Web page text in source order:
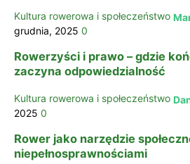
Kultura rowerowa i społeczeństwo
grudnia, 2025 0
Rowerzyści i prawo – gdzie
zaczyna odpowiedzialność
Kultura rowerowa i społeczeństwo
2025 0
Rower jako narzędzie
niepełnosprawnościami